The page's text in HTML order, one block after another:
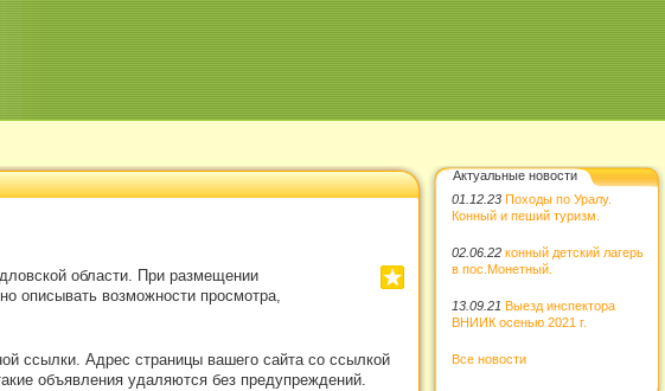
области. При размещении
описывать возможности просмотра,
ссылки. Адрес страницы вашего сайта со ссылкой
объявления удаляются без предупреждений.
Актуальные новости
01.12.23 Походы по Уралу.
Конный и пеший туризм.
02.06.22 конный детский лагерь
в пос.Монетный.
13.09.21 Выезд инспектора
ВНИИК осенью 2021 г.
Все новости